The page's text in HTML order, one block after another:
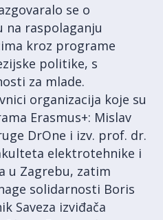
se o
na raspolaganju
kroz programe
politike, s
za mlade.
organizacija koje su
Erasmus+: Mislav
DrOne i izv. prof. dr.
elektrotehnike i
u Zagrebu, zatim
solidarnosti Boris
Saveza izviđača